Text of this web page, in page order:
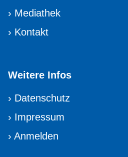
› Mediathek
› Kontakt
Weitere Infos
› Datenschutz
› Impressum
› Anmelden